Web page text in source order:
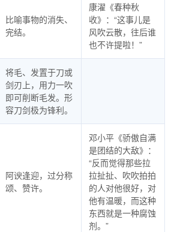
比喻事物的消失、
完结。
康濯《春种秋
收》：“这事儿是
风吹云散，往后谁
也不许提啦！”
将毛、发置于刀或
剑刃上，用力一吹
即可削断毛发。形
容刀剑极为锋利。
阿谀逢迎，过分称
颂、赞许。
邓小平《骄傲自满
是团结的大敌》：
“反而觉得那些拉
拉扯扯、吹吹拍拍
的人对他很好，对
他有温暖，而这种
东西就是一种腐蚀
剂。”